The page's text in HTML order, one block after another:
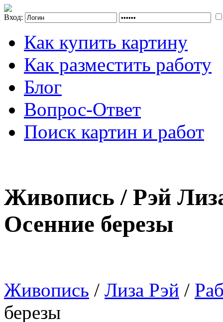
Вход:
Как купить картину
Как разместить работу
Блог
Вопрос-Ответ
Поиск картин и работ
Живопись / Рэй
Осенние березы
Живопись / Лиза Рэй /
березы